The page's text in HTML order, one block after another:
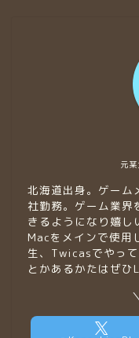
元
北海道出身。ゲーム
社勤務。ゲーム業界
きるようになり嬉し
Macをメインで使用
生、Twicasでやっ
とかあるかたはぜひ